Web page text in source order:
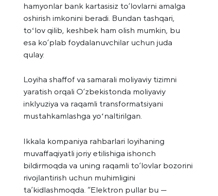
hamyonlar bank kartasisiz to‘lovlarni amalga
oshirish imkonini beradi. Bundan tashqari,
toʻlov qilib, keshbek ham olish mumkin, bu
esa ko‘plab foydalanuvchilar uchun juda
qulay.
Loyiha shaffof va samarali moliyaviy tizimni
yaratish orqali O‘zbekistonda moliyaviy
inklyuziya va raqamli transformatsiyani
mustahkamlashga yoʻnaltirilgan.
Ikkala kompaniya rahbarlari loyihaning
muvaffaqiyatli joriy etilishiga ishonch
bildirmoqda va uning raqamli to‘lovlar bozorini
rivojlantirish uchun muhimligini
ta’kidlashmoqda. “Elektron pullar bu —